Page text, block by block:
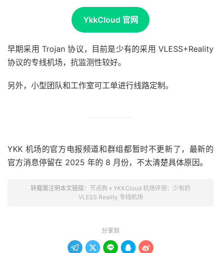
YkkCloud 官网
早期采用 Trojan 协议，目前是少有的采用 VLESS+Reality
协议的专线机场，抗监测性较好。
另外，小型团队和工作室可工单进行线路定制。
YKK 机场的官方电报频道和群组都暂时不更新了，最新的
官方消息停留在 2025 年的 8 月份，不太清楚具体原因。
转载需注明本文链接： 节点狗 » YKKCloud 机场评测：少有的
VLESS Reality 专线机场
分享到
    